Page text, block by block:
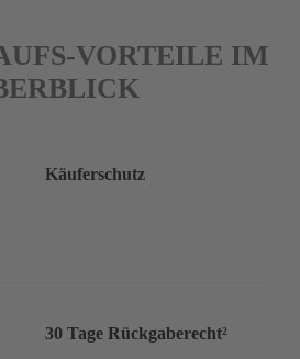
VORTEILE IM
Käuferschutz
30 Tage Rückgaberecht²